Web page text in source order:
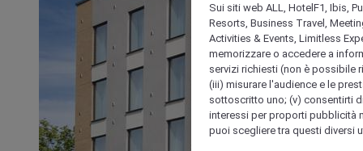
Sui siti web ALL, HotelF1, Ibis,
Resorts, Business Travel,
Activities & Events, Limitless
memorizzare o accedere a
servizi richiesti (non è possibile
(iii) misurare l'audience e le
sottoscritto uno; (v) consentirti
interessi per proporti pubblicità
puoi scegliere tra questi diversi